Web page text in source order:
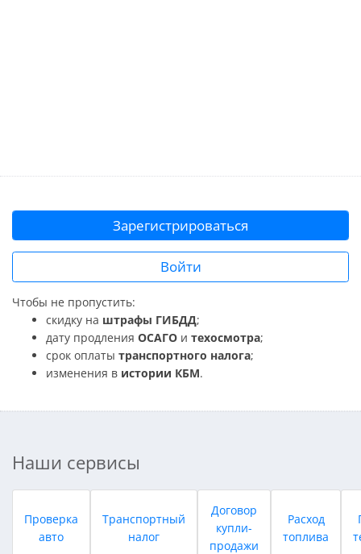
Зарегистрироваться
Войти
Чтобы не пропустить:
скидку на штрафы ГИБДД;
дату продления ОСАГО и техосмотра;
срок оплаты транспортного налога;
изменения в истории КБМ.
Наши сервисы
Проверка
авто
Транспортный
налог
Договор
купли-
продажи
Расход
топлива